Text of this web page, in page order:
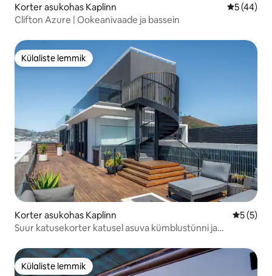
Korter asukohas Kaplinn Keskmine
5 (44)
Clifton Azure | Ookeanivaade ja bassein
Külaliste lemmik
Külaliste lemmik
Korter asukohas Kaplinn
5 (5)
Suur katusekorter katusel asuva kümblustünni ja
Külaliste lemmik
Külaliste lemmik